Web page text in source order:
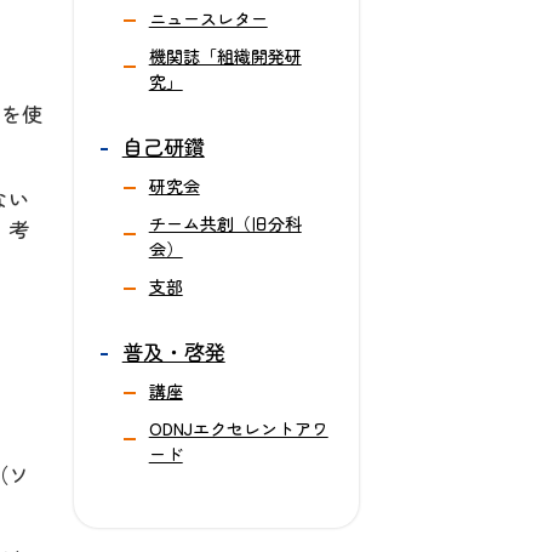
使
い
考
ニュースレター
機関誌「組織開発研
究」
自己研鑽
研究会
チーム共創（旧分科
会）
支部
普及・啓発
講座
ODNJエクセレントアワ
ード